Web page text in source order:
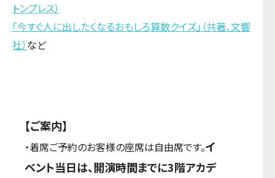
トンプレス）
「今すぐ人に出したくなるおもしろ算数クイズ」（共著、文響
社） など
【ご案内】
・着席ご予約のお客様の座席は自由席です。イ
ベント当日は、開演時間までに3階アカデ